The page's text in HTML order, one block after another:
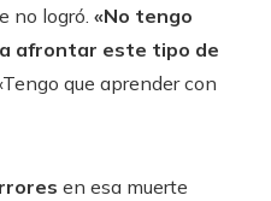
no logró. «No tengo
afrontar este tipo de
que aprender con
en esa muerte